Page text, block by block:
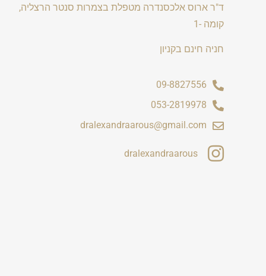
ד"ר ארוס אלכסנדרה מטפלת בצמרות סנטר הרצליה,
קומה -1
חניה חינם בקניון
09-8827556
053-2819978
dralexandraarous@gmail.com
dralexandraarous